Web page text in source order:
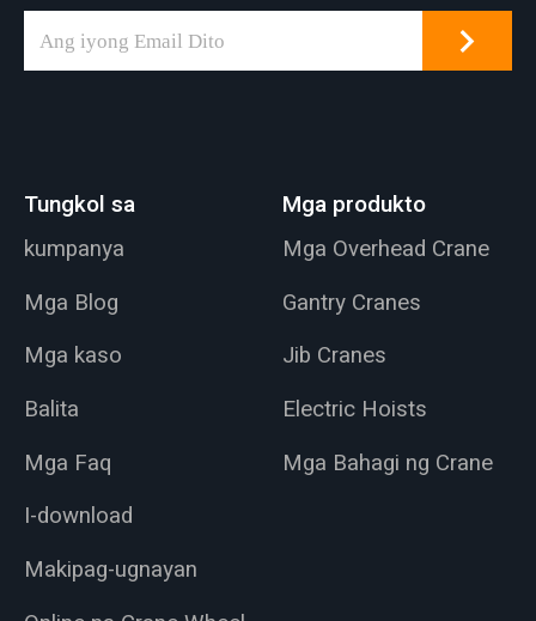
Tungkol sa
kumpanya
Mga Blog
Mga kaso
Balita
Mga Faq
I-download
Makipag-ugnayan
Mga produkto
Mga Overhead Crane
Gantry Cranes
Jib Cranes
Electric Hoists
Mga Bahagi ng Crane